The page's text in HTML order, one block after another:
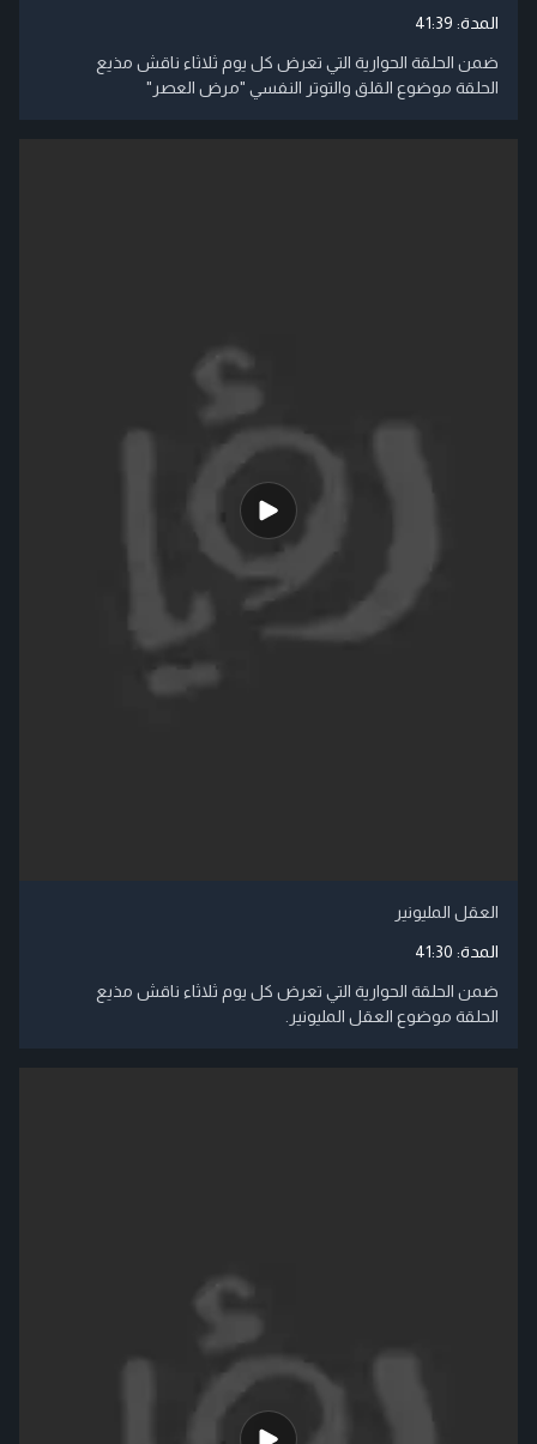
المدة: 41:39
ضمن الحلقة الحوارية التي تعرض كل يوم ثلاثاء ناقش مذيع
الحلقة موضوع القلق والتوتر النفسي "مرض العصر"
العقل المليونير
المدة: 41:30
ضمن الحلقة الحوارية التي تعرض كل يوم ثلاثاء ناقش مذيع
الحلقة موضوع العقل المليونير.